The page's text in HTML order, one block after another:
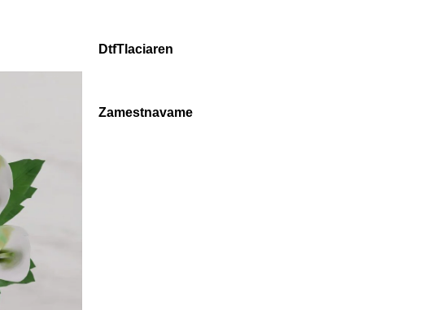
DtfTlaciaren
Zamestnavame